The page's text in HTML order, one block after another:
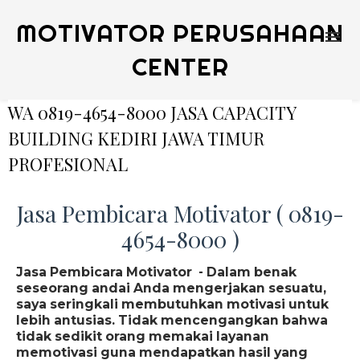
MOTIVATOR PERUSAHAAN
CENTER
WA 0819-4654-8000 JASA CAPACITY
BUILDING KEDIRI JAWA TIMUR
PROFESIONAL
Jasa Pembicara Motivator ( 0819-
4654-8000 )
Jasa Pembicara Motivator - Dalam benak
seseorang andai Anda mengerjakan sesuatu,
saya seringkali membutuhkan motivasi untuk
lebih antusias. Tidak mencengangkan bahwa
tidak sedikit orang memakai layanan
memotivasi guna mendapatkan hasil yang